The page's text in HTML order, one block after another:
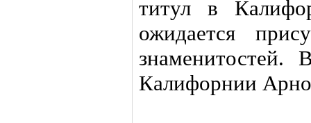
титул в
ожидается
знаменитостей.
Калифорнии